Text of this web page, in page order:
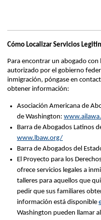
Cómo Localizar Servicios
Para encontrar un abogado
autorizado por el gobierno
inmigración, póngase en
obtener información:
Asociación Americana de
de Washington:
Barra de Abogados Latinos
www.lbaw.org/
Barra de Abogados del
El Proyecto para los
ofrece servicios legales a
talleres para aquellos que
pedir que sus familiares
información está disponible
Washington pueden llamar